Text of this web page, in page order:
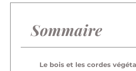
Sommaire
Le bois et les cordes